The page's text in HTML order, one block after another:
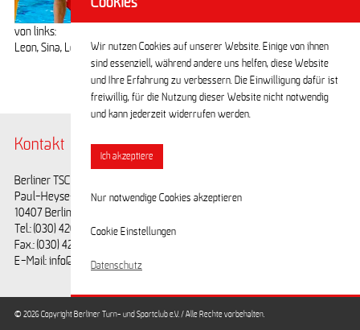
von links:
Leon, Sina, Lotti, Carolina, Florian, Luis
Kontakt
Berliner TSC e.V.
Paul-Heyse-Straße 25
10407 Berlin
Tel.: (030) 42028593
Fax.: (030) 42028594
E-Mail: info@berlinertsc.de
Youtube
© 2026 Copyright Berliner Turn- und Sportclub e.V. / Alle Rechte vorbehalten.
Wir nutzen Cookies auf unserer Website. Einige von ihnen
sind essenziell, während andere uns helfen, diese Website
und Ihre Erfahrung zu verbessern. Die Einwilligung dafür ist
freiwillig, für die Nutzung dieser Website nicht notwendig
und kann jederzeit widerrufen werden.
Ich akzeptiere
Nur notwendige Cookies akzeptieren
Cookie Einstellungen
Datenschutz